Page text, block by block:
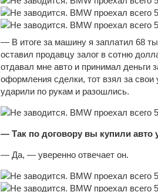
— В итоге за машину я заплатил 68
оставил продавцу залог в сотню
отдавал мне авто и принимал деньги
оформления сделки, тот взял за
ударили по рукам и разошлись.
— Так по договору вы купили авто
— Да, — уверенно отвечает он.